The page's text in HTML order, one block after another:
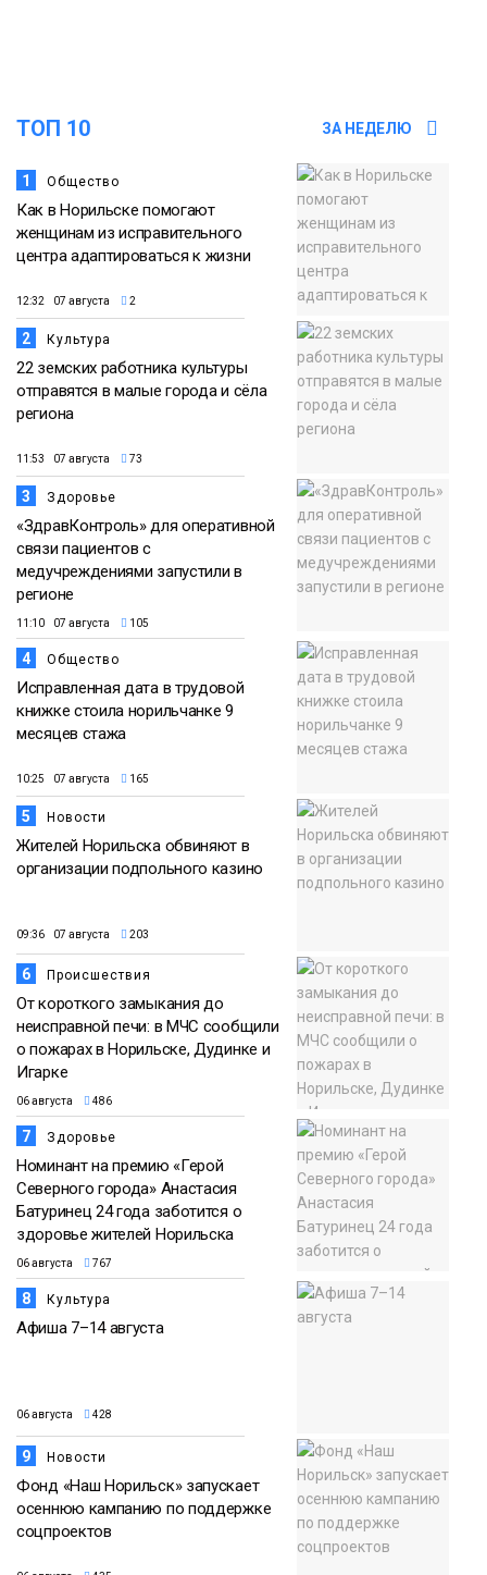
ТОП 10 ЗА НЕДЕЛЮ
1 Общество
Как в Норильске помогают
женщинам из исправительного
центра адаптироваться к жизни
12:32 07 августа 2
2 Культура
22 земских работника культуры
отправятся в малые города и сёла
региона
11:53 07 августа 73
3 Здоровье
«ЗдравКонтроль» для оперативной
связи пациентов с
медучреждениями запустили в
регионе
11:10 07 августа 105
4 Общество
Исправленная дата в трудовой
книжке стоила норильчанке 9
месяцев стажа
10:25 07 августа 165
5 Новости
Жителей Норильска обвиняют в
организации подпольного казино
09:36 07 августа 203
6 Происшествия
От короткого замыкания до
неисправной печи: в МЧС сообщили
о пожарах в Норильске, Дудинке и
Игарке
06 августа 486
7 Здоровье
Номинант на премию «Герой
Северного города» Анастасия
Батуринец 24 года заботится о
здоровье жителей Норильска
06 августа 767
8 Культура
Афиша 7–14 августа
06 августа 428
9 Новости
Фонд «Наш Норильск» запускает
осеннюю кампанию по поддержке
соцпроектов